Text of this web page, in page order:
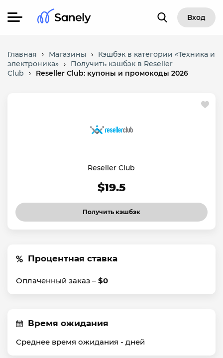
Вход
Главная › Магазины ›
Кэшбэк в категории «Техника и
электроника» ›
Получить кэшбэк в Reseller
Club
› Reseller Club: купоны и промокоды 2026
Reseller Club
$19.5
Получить кэшбэк
Процентная ставка
Оплаченный заказ – $0
Время ожидания
Среднее время ожидания - дней